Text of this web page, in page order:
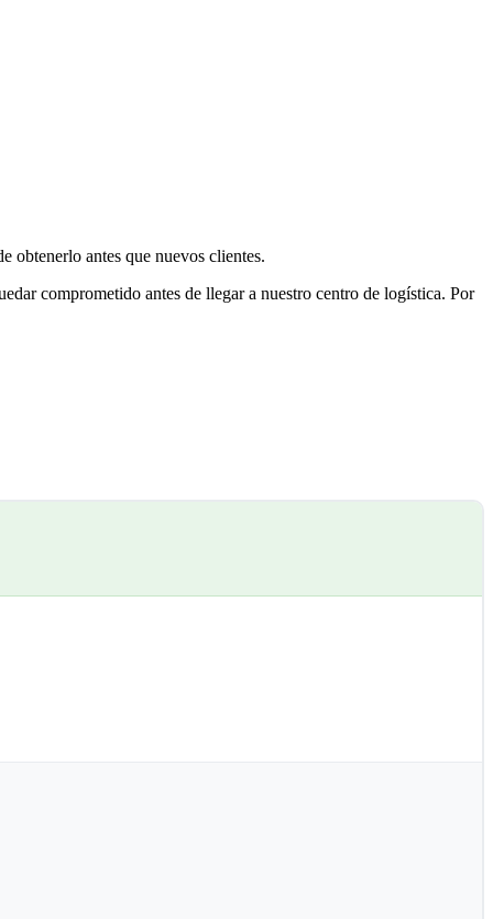
obtenerlo antes que nuevos clientes.
comprometido antes de llegar a nuestro centro de logística. Por